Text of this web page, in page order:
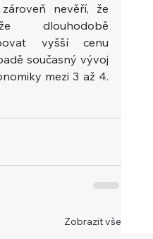
nevěří, že
dlouhodobě
vyšší cenu
současný vývoj
mezi 3 až 4.
Zobrazit vše